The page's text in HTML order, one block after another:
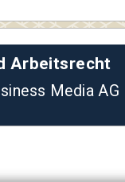
Arbeitsrecht
Media AG